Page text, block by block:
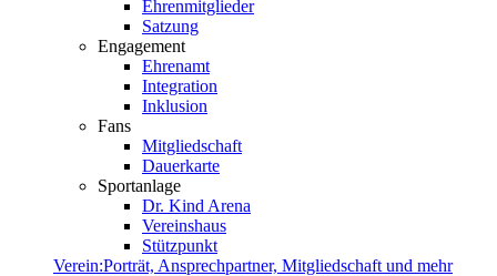
Ehrenmitglieder
Satzung
Engagement
Ehrenamt
Integration
Inklusion
Fans
Mitgliedschaft
Dauerkarte
Sportanlage
Dr. Kind Arena
Vereinshaus
Stützpunkt
Verein:Porträt, Ansprechpartner, Mitgliedschaft und mehr